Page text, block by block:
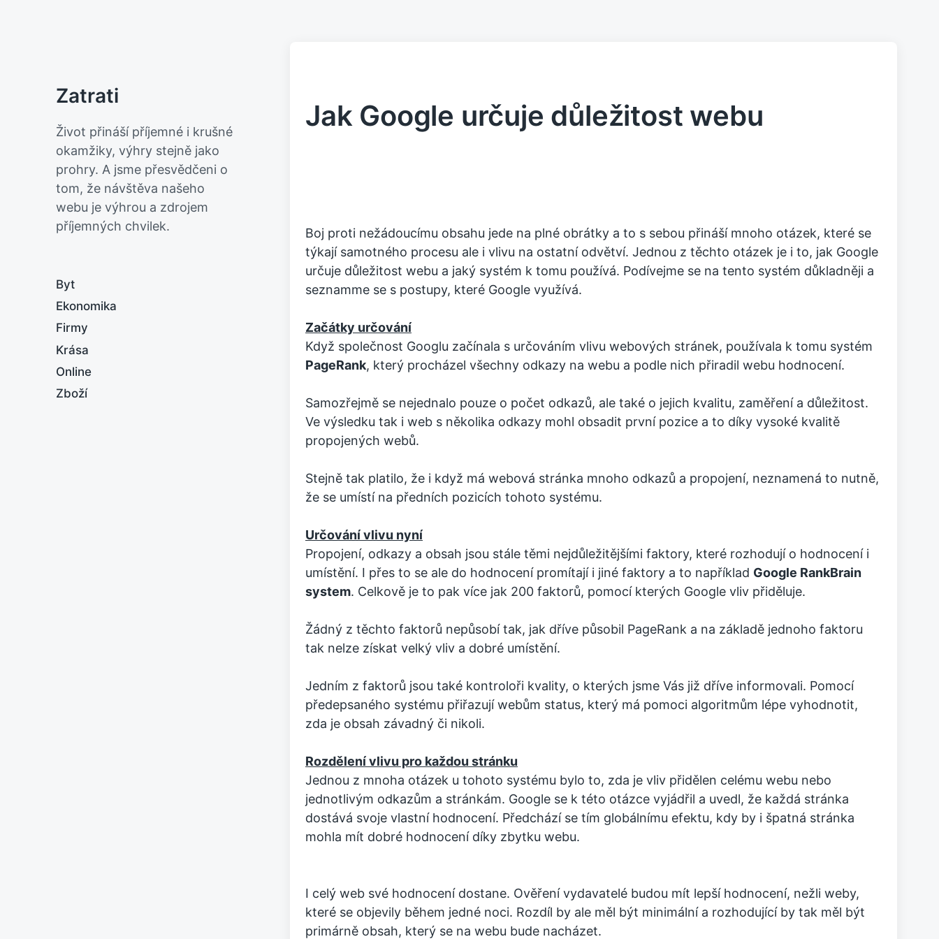
Zatrati
Život přináší příjemné i krušné
okamžiky, výhry stejně jako
prohry. A jsme přesvědčeni o
tom, že návštěva našeho
webu je výhrou a zdrojem
příjemných chvilek.
Byt
Ekonomika
Firmy
Krása
Online
Zboží
Jak Google určuje důležitost webu
Boj proti nežádoucímu obsahu jede na plné obrátky a to s sebou přináší mnoho otázek, které se
týkají samotného procesu ale i vlivu na ostatní odvětví. Jednou z těchto otázek je i to, jak Google
určuje důležitost webu a jaký systém k tomu používá. Podívejme se na tento systém důkladněji a
seznamme se s postupy, které Google využívá.
Začátky určování
Když společnost Googlu začínala s určováním vlivu webových stránek, používala k tomu systém
PageRank, který procházel všechny odkazy na webu a podle nich přiradil webu hodnocení.
Samozřejmě se nejednalo pouze o počet odkazů, ale také o jejich kvalitu, zaměření a důležitost.
Ve výsledku tak i web s několika odkazy mohl obsadit první pozice a to díky vysoké kvalitě
propojených webů.
Stejně tak platilo, že i když má webová stránka mnoho odkazů a propojení, neznamená to nutně,
že se umístí na předních pozicích tohoto systému.
Určování vlivu nyní
Propojení, odkazy a obsah jsou stále těmi nejdůležitějšími faktory, které rozhodují o hodnocení i
umístění. I přes to se ale do hodnocení promítají i jiné faktory a to například Google RankBrain
system. Celkově je to pak více jak 200 faktorů, pomocí kterých Google vliv přiděluje.
Žádný z těchto faktorů nepůsobí tak, jak dříve působil PageRank a na základě jednoho faktoru
tak nelze získat velký vliv a dobré umístění.
Jedním z faktorů jsou také kontroloři kvality, o kterých jsme Vás již dříve informovali. Pomocí
předepsaného systému přiřazují webům status, který má pomoci algoritmům lépe vyhodnotit,
zda je obsah závadný či nikoli.
Rozdělení vlivu pro každou stránku
Jednou z mnoha otázek u tohoto systému bylo to, zda je vliv přidělen celému webu nebo
jednotlivým odkazům a stránkám. Google se k této otázce vyjádřil a uvedl, že každá stránka
dostává svoje vlastní hodnocení. Předchází se tím globálnímu efektu, kdy by i špatná stránka
mohla mít dobré hodnocení díky zbytku webu.
I celý web své hodnocení dostane. Ověření vydavatelé budou mít lepší hodnocení, nežli weby,
které se objevily během jedné noci. Rozdíl by ale měl být minimální a rozhodující by tak měl být
primárně obsah, který se na webu bude nacházet.